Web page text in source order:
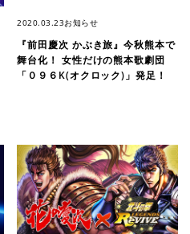
2020.03.23お知らせ
『前田慶次 かぶき旅』今秋熊本で
舞台化！ 女性だけの熊本歌劇団
「０９６K(オクロック)」発足！